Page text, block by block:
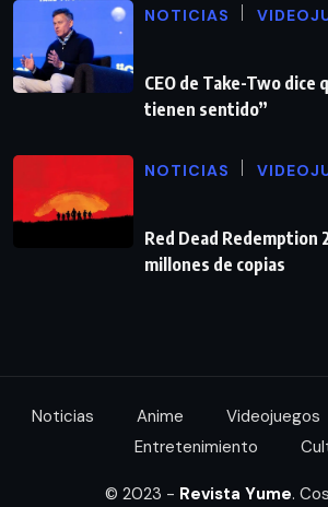
NOTICIAS
CEO de Take-Two dice
tienen sentido”
NOTICIAS
Red Dead Redemption
millones de copias
Noticias Anime Videojuegos
Entretenimiento
© 2023 - Revista Yume.